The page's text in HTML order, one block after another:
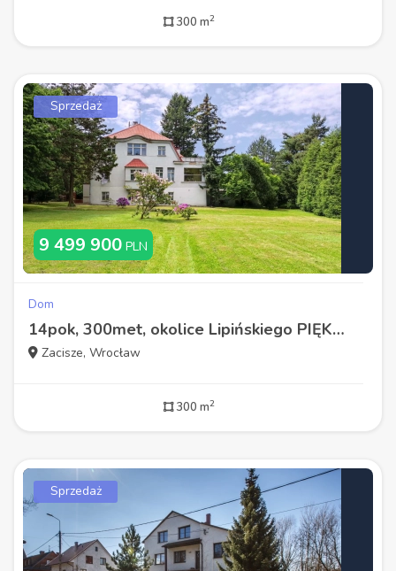
300 m2
Sprzedaż
9 499 900 PLN
Dom
14pok, 300met, okolice Lipińskiego PIĘKNY OGRÓD/2 GARAŻE (Wrocław)
Zacisze, Wrocław
300 m2
Sprzedaż